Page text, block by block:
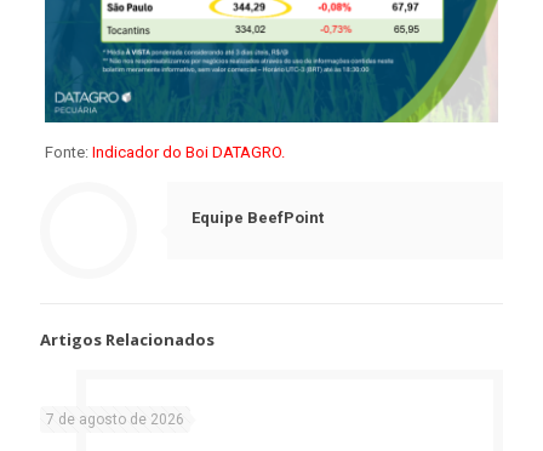
Fonte: Indicador do Boi DATAGRO.
Equipe BeefPoint
Artigos Relacionados
7 de agosto de 2026